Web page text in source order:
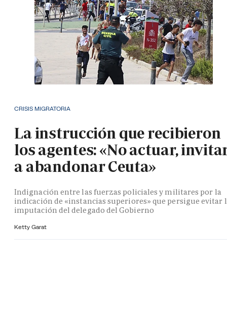
CRISIS MIGRATORIA
La instrucción que recibieron
los agentes: «No actuar,
a abandonar Ceuta»
Indignación entre las fuerzas policiales y militares por la
indicación de «instancias superiores» que persigue evitar
imputación del delegado del Gobierno
Ketty Garat